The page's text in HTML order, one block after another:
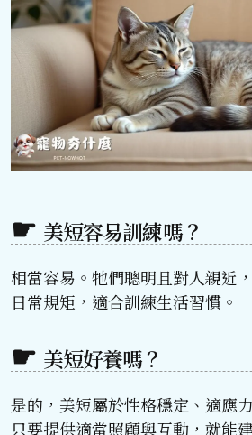
美短容易訓練嗎？
相當容易。牠們聰明且對人親近
日常規矩，適合訓練生活習慣。
美短好養嗎？
是的，美短屬於性格穩定、適應
只要提供適當照顧與互動，就能